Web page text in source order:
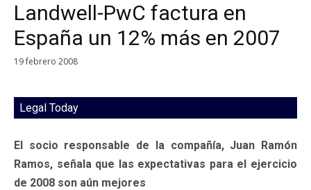
Landwell-PwC factura en
España un 12% más en 2007
19 febrero 2008
Legal Today
El socio responsable de la compañía, Juan Ramón
Ramos, señala que las expectativas para el ejercicio
de 2008 son aún mejores